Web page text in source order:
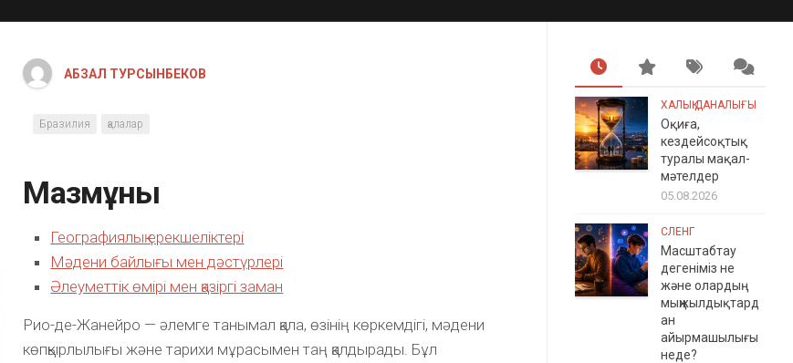
АБЗАЛ ТУРСЫНБЕКОВ
Бразилия қалалар
Мазмұны
Географиялық ерекшеліктері
Мәдени байлығы мен дәстүрлері
Әлеуметтік өмірі мен қазіргі заман
Рио-де-Жанейро — әлемге танымал қала, өзінің көркемдігі, мәдени
көпқырлылығы және тарихи мұрасымен таң қалдырады. Бұл
ХАЛЫҚ ДАНАЛЫҒЫ
Оқиға,
кездейсоқтық
туралы мақал-
мәтелдер
05.08.2026
СЛЕНГ
Масштабтау
дегеніміз не
және олардың
мыңжылдықтард
ан
айырмашылығы
неде?